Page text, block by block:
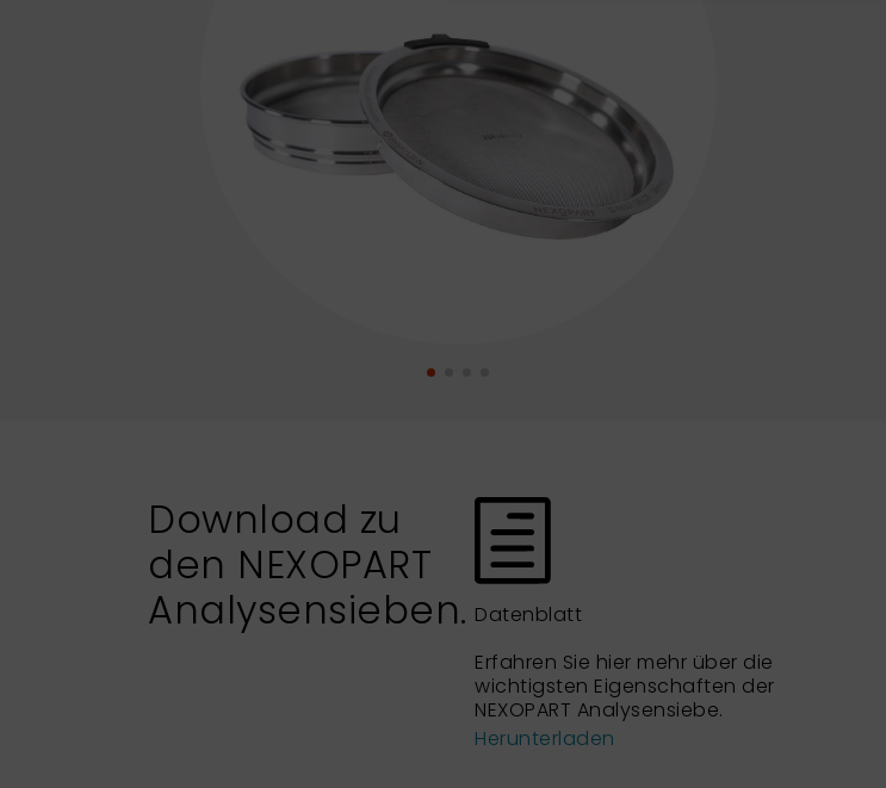
Download zu
den NEXOPART
Analysensieben. Datenblatt
Erfahren Sie hier mehr über die
wichtigsten Eigenschaften der
NEXOPART Analysensiebe.
Herunterladen